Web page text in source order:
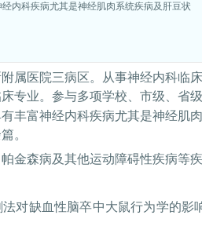
内科疾病尤其是神经肌肉系统疾病及肝豆状
属医院三病区。从事神经内科临床
专业。参与多项学校、市级、省级
丰富神经内科疾病尤其是神经肌肉
。
帕金森病及其他运动障碍性疾病等疾
法对缺血性脑卒中大鼠行为学的影